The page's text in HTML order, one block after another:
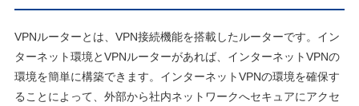
VPNルーターとは、VPN接続機能を搭載したルーターです。イン
ターネット環境とVPNルーターがあれば、インターネットVPNの
環境を簡単に構築できます。インターネットVPNの環境を確保す
ることによって、外部から社内ネットワークへセキュアにアクセ